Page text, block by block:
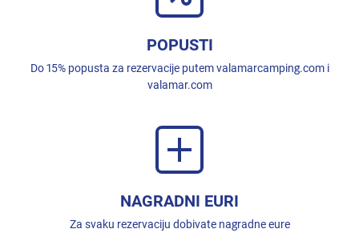
POPUSTI
Do 15% popusta za rezervacije putem valamarcamping.com i
valamar.com
NAGRADNI EURI
Za svaku rezervaciju dobivate nagradne eure